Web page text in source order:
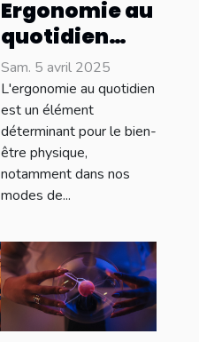
Ergonomie au
quotidien
conseils
pratiques
pour prévenir
les douleurs
liées à la
posture
Sam. 5 avril 2025
L'ergonomie au quotidien
est un élément
déterminant pour le bien-
être physique,
notamment dans nos
modes de...